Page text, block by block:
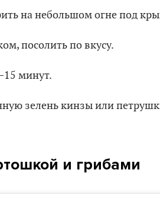
на небольшом огне под
посолить по вкусу.
минут.
зелень кинзы или
и грибами